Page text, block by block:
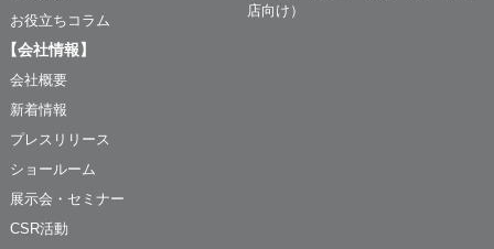
お役立ちコラム
店向け）
【会社情報】
会社概要
新着情報
プレスリリース
ショールーム
展示会・セミナー
CSR活動